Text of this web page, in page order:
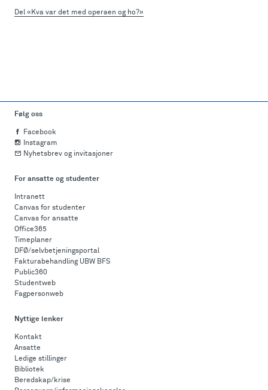
Del «Kva var det med operaen og ho?»
Følg oss
Facebook
Instagram
Nyhetsbrev og invitasjoner
For ansatte og studenter
Intranett
Canvas for studenter
Canvas for ansatte
Office365
Timeplaner
DFØ/selvbetjeningsportal
Fakturabehandling UBW BFS
Public360
Studentweb
Fagpersonweb
Nyttige lenker
Kontakt
Ansatte
Ledige stillinger
Bibliotek
Beredskap/krise